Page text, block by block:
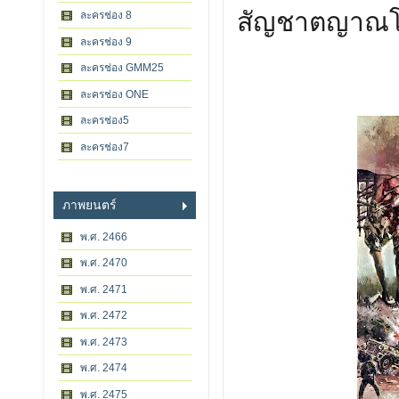
ละครช่อง 8
ละครช่อง 9
ละครช่อง GMM25
ละครช่อง ONE
ละครช่อง5
ละครช่อง7
ภาพยนตร์
พ.ศ. 2466
พ.ศ. 2470
พ.ศ. 2471
พ.ศ. 2472
พ.ศ. 2473
พ.ศ. 2474
พ.ศ. 2475
สัญชาตญาณ